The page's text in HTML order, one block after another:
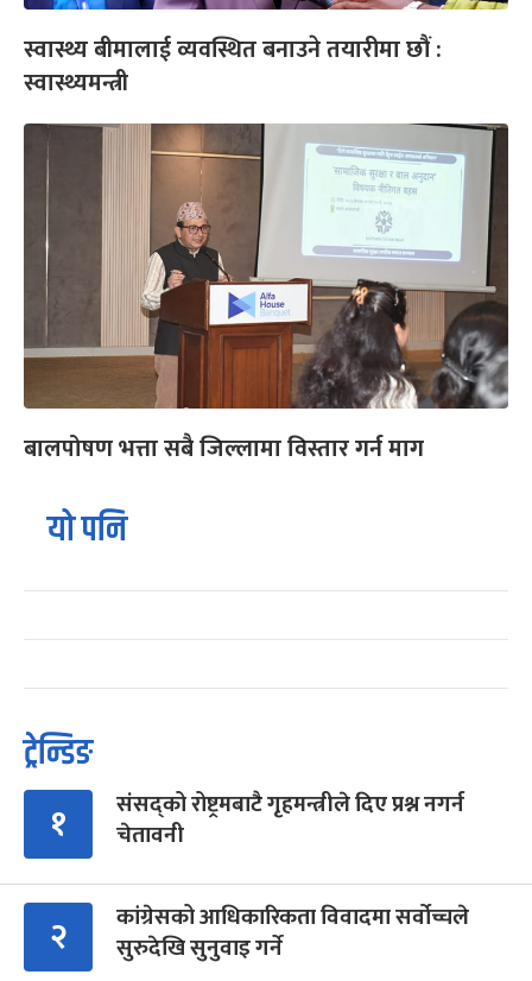
स्वास्थ्य बीमालाई व्यवस्थित बनाउने तयारीमा छौं :
स्वास्थ्यमन्त्री
बालपोषण भत्ता सबै जिल्लामा विस्तार गर्न माग
यो पनि
ट्रेन्डिङ
१
संसद्को रोष्ट्रमबाटै गृहमन्त्रीले दिए प्रश्न नगर्न
चेतावनी
२
कांग्रेसको आधिकारिकता विवादमा सर्वोच्चले
सुरुदेखि सुनुवाइ गर्ने